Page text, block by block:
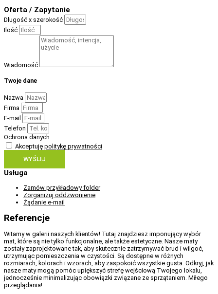
Oferta / Zapytanie
Długość x szerokość
Ilość
Wiadomość
Twoje dane
Nazwa
Firma
E-mail
Telefon
Ochrona danych
Akceptuję politykę prywatności
WYŚLIJ
Usługa
Zamów przykładowy folder
Zorganizuj oddzwonienie
Żądanie e-mail
Referencje
Witamy w galerii naszych klientów! Tutaj znajdziesz imponujący wybór
mat, które są nie tylko funkcjonalne, ale także estetyczne. Nasze maty
zostały zaprojektowane tak, aby skutecznie zatrzymywać brud i wilgoć,
utrzymując pomieszczenia w czystości. Są dostępne w różnych
rozmiarach, kolorach i wzorach, aby zaspokoić wszystkie gusta. Odkryj, jak
nasze maty mogą pomóc upiększyć strefę wejściową Twojego lokalu,
jednocześnie minimalizując obowiązki związane ze sprzątaniem. Miłego
przeglądania!